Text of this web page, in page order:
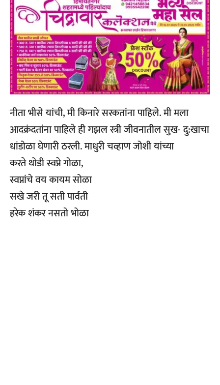
नीता भीसे यांची, मी किनारे सरकतांना पाहिले. मी मला
आदक्रंदतांना पाहिले ही गझल स्त्री जीवनातील सुख- दु:खाचा
धांडोळा घेणारी ठरली. माधुरी चव्हाण जोशी यांच्या
करते थोडी स्वप्ने गोळा,
स्वप्नांचे वय कायम सोळा
सखे जरी तू सती पार्वती
हरेक शंकर नसतो भोळा